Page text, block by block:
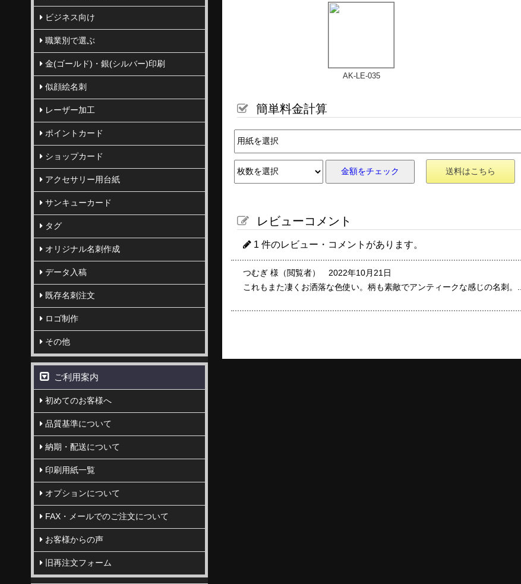
AK-LE-035
簡単料金計算
金額をチェック 送料はこちら
レビューコメント
1 件のレビュー・コメントがあります。
つむぎ 様（閲覧者） 2022年10月21日
これもまた凄くお洒落な色使い。柄も素敵でアンティークな感じの名刺。...
ビジネス向け
職業別で選ぶ
金(ゴールド)・銀(シルバー)印刷
似顔絵名刺
レーザー加工
ポイントカード
ショップカード
アクセサリー用台紙
サンキューカード
タグ
オリジナル名刺作成
データ入稿
既存名刺注文
ロゴ制作
その他
ご利用案内
初めてのお客様へ
品質基準について
納期・配送について
印刷用紙一覧
オプションについて
FAX・メールでのご注文について
お客様からの声
旧再注文フォーム